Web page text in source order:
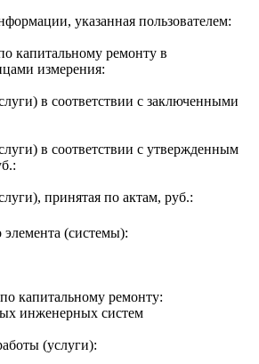
указанная пользователем:
капитальному ремонту в
измерения:
в соответствии с заключенными
в соответствии с утвержденным
принятая по актам, руб.:
(системы):
капитальному ремонту:
инженерных систем
(услуги):